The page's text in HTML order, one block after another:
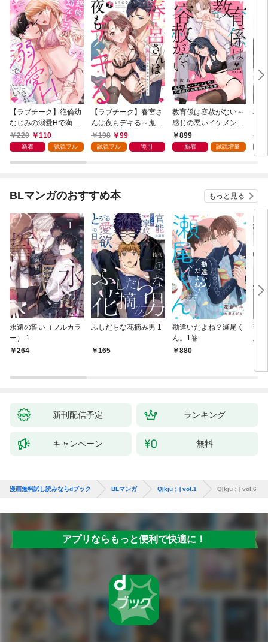
【ラブチーク】絶倫幼
なじみの溺愛Hで満た
されたい act.1
220 110
新着 試読フル
【ラブチーク】春宮さ
んは夜もデキる～鬼上
司は私の専属セラピス
ト～ act.1
198 99
試読フル 割引
教育係は容赦がない～
感じの悪いイケメン上
司と不感症OLの耽溺
性交治療～【コミック
899
新着 試読増量
花
BLマンガのおすすめ本 もっと見る
永遠の誓い（フルカラ
ー） 1
264
ふしだらな花摘み男 1
165
勘違いだよね？瀬尾く
ん。1巻
880
薄
版
新刊配信予定 ランキング
キャンペーン 無料
漫画無料試し読みならdブック BLマンガ Q[kju；] vol.1 Q[kju；] vol.6
アプリならもっと便利で快適に！